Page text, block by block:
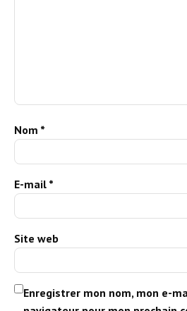
Nom *
E-mail *
Site web
Enregistrer mon nom, mon e-